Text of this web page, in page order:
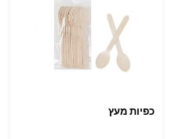
כפיות מעץ